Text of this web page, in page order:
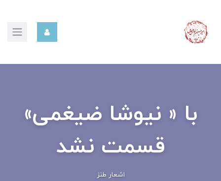
با « نیوشا ضیغمی»
قسمت نشد
اشعار طنز